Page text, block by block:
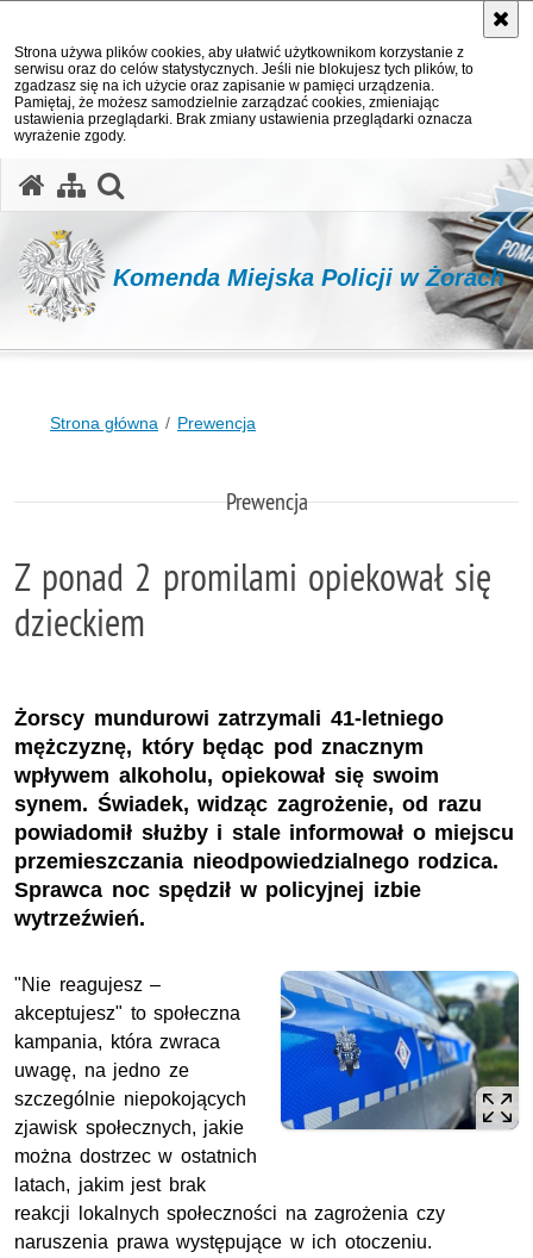
Strona używa plików cookies, aby ułatwić użytkownikom korzystanie z
serwisu oraz do celów statystycznych. Jeśli nie blokujesz tych plików, to
zgadzasz się na ich użycie oraz zapisanie w pamięci urządzenia.
Pamiętaj, że możesz samodzielnie zarządzać cookies, zmieniając
ustawienia przeglądarki. Brak zmiany ustawienia przeglądarki oznacza
wyrażenie zgody.
Komenda Miejska Policji w Żorach
Strona główna Prewencja
Prewencja
Z ponad 2 promilami opiekował się
dzieckiem
Żorscy mundurowi zatrzymali 41-letniego
mężczyznę, który będąc pod znacznym
wpływem alkoholu, opiekował się swoim
synem. Świadek, widząc zagrożenie, od razu
powiadomił służby i stale informował o miejscu
przemieszczania nieodpowiedzialnego rodzica.
Sprawca noc spędził w policyjnej izbie
wytrzeźwień.
"Nie reagujesz –
akceptujesz" to społeczna
kampania, która zwraca
uwagę, na jedno ze
szczególnie niepokojących
zjawisk społecznych, jakie
można dostrzec w ostatnich
latach, jakim jest brak
reakcji lokalnych społeczności na zagrożenia czy
naruszenia prawa występujące w ich otoczeniu.